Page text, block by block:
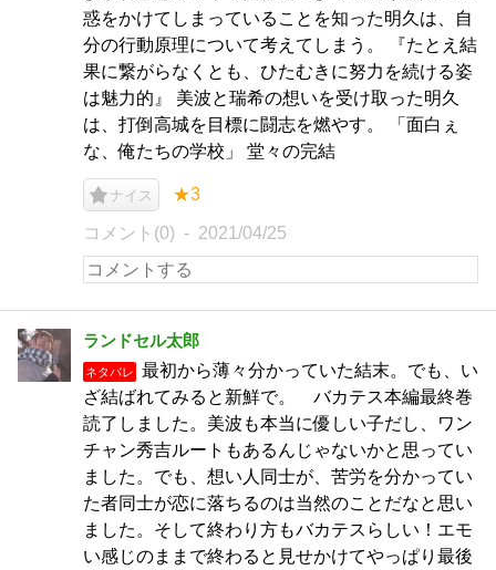
惑をかけてしまっていることを知った明久は、自
分の行動原理について考えてしまう。 『たとえ結
果に繋がらなくとも、ひたむきに努力を続ける姿
は魅力的』 美波と瑞希の想いを受け取った明久
は、打倒高城を目標に闘志を燃やす。 「面白ぇ
な、俺たちの学校」 堂々の完結
ナイス ★3
コメント(0) 2021/04/25
ランドセル太郎
ネタバレ
最初から薄々分かっていた結末。でも、い
ざ結ばれてみると新鮮で。 バカテス本編最終巻
読了しました。美波も本当に優しい子だし、ワン
チャン秀吉ルートもあるんじゃないかと思ってい
ました。でも、想い人同士が、苦労を分かってい
た者同士が恋に落ちるのは当然のことだなと思い
ました。そして終わり方もバカテスらしい！エモ
い感じのままで終わると見せかけてやっぱり最後